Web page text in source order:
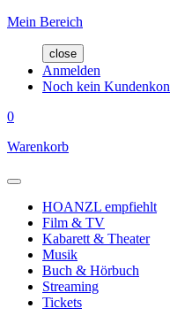
Mein Bereich
close
Anmelden
Noch kein
0
Warenkorb
HOANZL empfiehlt
Film & TV
Kabarett & Theater
Musik
Buch & Hörbuch
Streaming
Tickets